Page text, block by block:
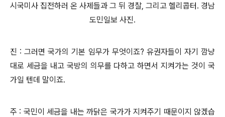
시국미사 집전하러 온 사제들과 그 뒤 경찰, 그리고 헬리콥터. 경남
도민일보 사진.
진 : 그러면 국가의 기본 임무가 무엇이죠? 유권자들이 자기 깜냥
대로 세금을 내고 국방의 의무를 다하고 하면서 지켜가는 것이 국
가일 텐데 말이죠.
주 : 국민이 세금을 내는 까닭은 국가가 지켜주기 때문이지 않겠습